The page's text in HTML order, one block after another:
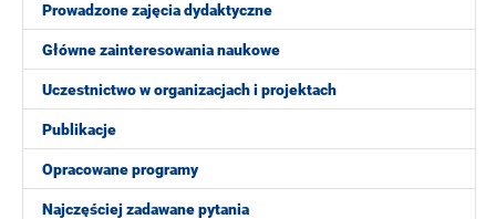
Prowadzone zajęcia dydaktyczne
Główne zainteresowania naukowe
Uczestnictwo w organizacjach i projektach
Publikacje
Opracowane programy
Najczęściej zadawane pytania